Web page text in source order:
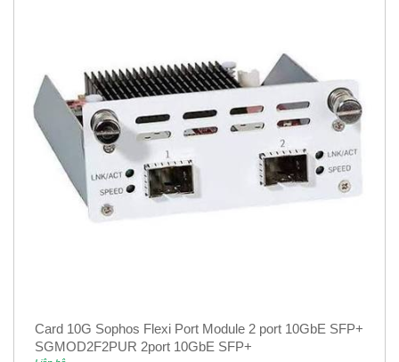
Card 10G Sophos Flexi Port Module 2 port 10GbE SFP+
SGMOD2F2PUR 2port 10GbE SFP+